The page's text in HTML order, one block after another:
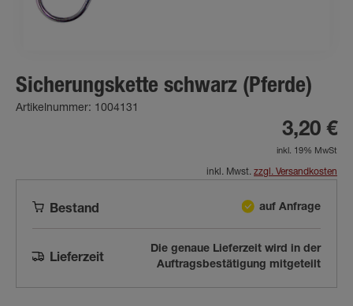
Sicherungskette schwarz (Pferde)
Artikelnummer: 1004131
3,20 €
inkl. 19% MwSt
inkl. Mwst. zzgl. Versandkosten
Bestand auf Anfrage
Lieferzeit
Die genaue Lieferzeit wird in der
Auftragsbestätigung mitgeteilt